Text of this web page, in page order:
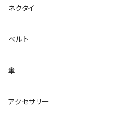
ネクタイ
ベルト
傘
アクセサリー